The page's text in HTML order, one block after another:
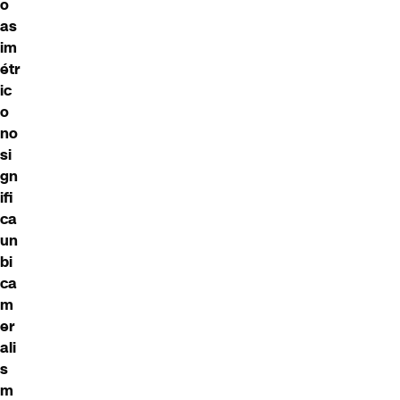
o
as
im
étr
ic
o
no
si
gn
ifi
ca
un
bi
ca
m
er
ali
s
m